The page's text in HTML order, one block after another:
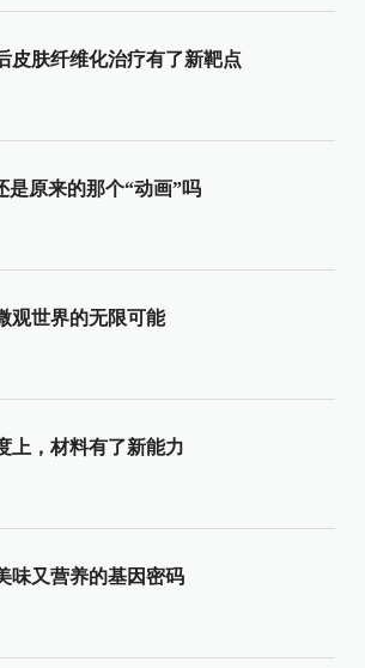
皮肤纤维化治疗有了新靶点
是原来的那个“动画”吗
观世界的无限可能
上，材料有了新能力
味又营养的基因密码